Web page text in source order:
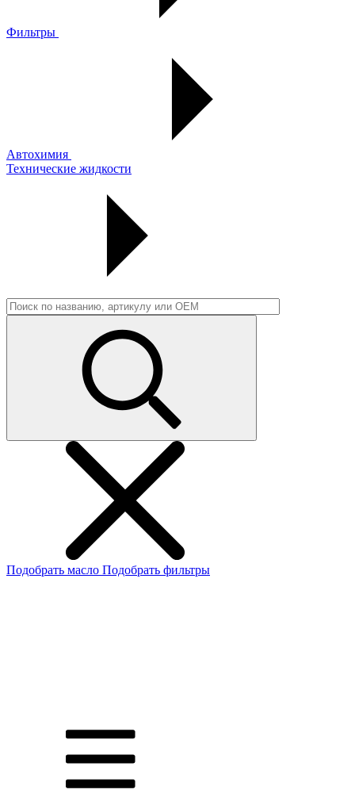
Фильтры
Автохимия
Технические жидкости
Подобрать масло Подобрать фильтры